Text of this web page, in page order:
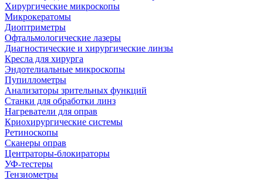
Хирургические микроскопы
Микрокератомы
Диоптриметры
Офтальмологические лазеры
Диагностические и хирургические линзы
Кресла для хирурга
Эндотелиальные микроскопы
Пупиллометры
Анализаторы зрительных функций
Станки для обработки линз
Нагреватели для оправ
Криохирургические системы
Ретиноскопы
Сканеры оправ
Центраторы-блокираторы
УФ-тестеры
Тензиометры